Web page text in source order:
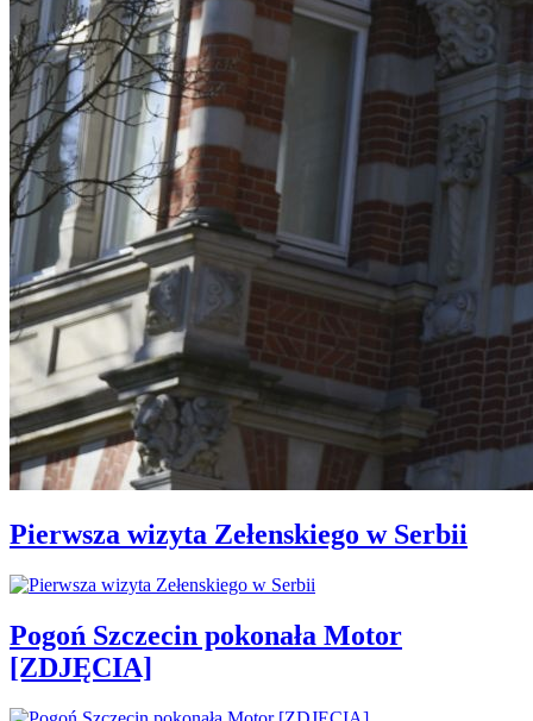
Pierwsza wizyta Zełenskiego w Serbii
Pogoń Szczecin pokonała Motor
[ZDJĘCIA]